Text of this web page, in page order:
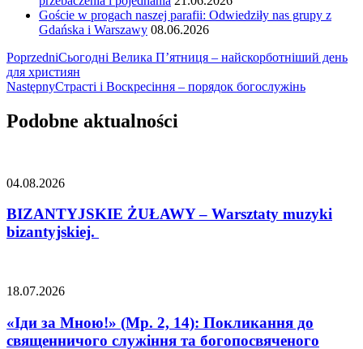
Goście w progach naszej parafii: Odwiedziły nas grupy z
Gdańska i Warszawy 08.06.2026
Nawigacja
wpisu
PoprzedniСьогодні Велика П’ятниця – найскорботніший день
для християн
NastępnyСтрасті і Воскресіння – порядок богослужінь
Podobne aktualności
04.08.2026
BIZANTYJSKIE ŻUŁAWY – Warsztaty muzyki
bizantyjskiej.
18.07.2026
«Іди за Мною!» (Мр. 2, 14): Покликання до
священничого служіння та богопосвяченого